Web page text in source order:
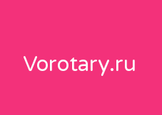
contentVorotary.ru